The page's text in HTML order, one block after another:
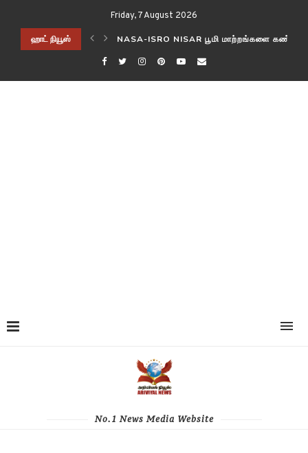
Friday, 7 August 2026
ஹாட் நியூஸ்
கண்காணிக்கிறது பாக்டீரியல் (FANZOR2) மூதாதையர்கள்
No.1 News Media Website